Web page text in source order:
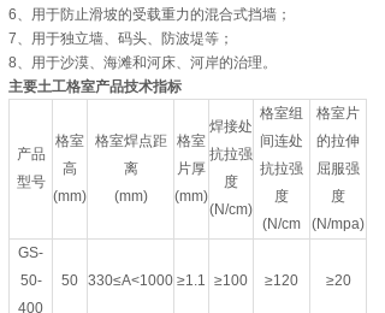
6、用于防止滑坡的受载重力的混合式挡墙；
7、用于独立墙、码头、防波堤等；
8、用于沙漠、海滩和河床、河岸的治理。
主要土工格室产品技术指标
产品
型号
格室
高
(mm)
格室焊点距
离
(mm)
格室
片厚
(mm)
焊接处
抗拉强
度
(N/cm)
格室组
间连处
抗拉强
度
(N/cm
格室片
的拉伸
屈服强
度
(N/mpa)
GS-
50-
400
50 330≤A<1000 ≥1.1 ≥100 ≥120 ≥20